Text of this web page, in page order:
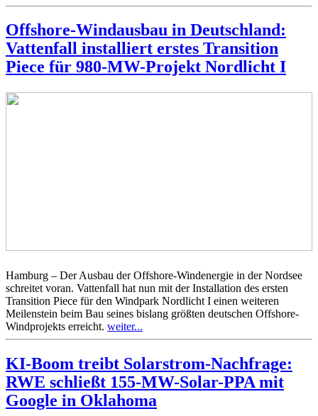
Offshore-Windausbau in Deutschland:
Vattenfall installiert erstes Transition
Piece für 980-MW-Projekt Nordlicht I
Hamburg – Der Ausbau der Offshore-Windenergie in der Nordsee
schreitet voran. Vattenfall hat nun mit der Installation des ersten
Transition Piece für den Windpark Nordlicht I einen weiteren
Meilenstein beim Bau seines bislang größten deutschen Offshore-
Windprojekts erreicht. weiter...
KI-Boom treibt Solarstrom-Nachfrage:
RWE schließt 155-MW-Solar-PPA mit
Google in Oklahoma